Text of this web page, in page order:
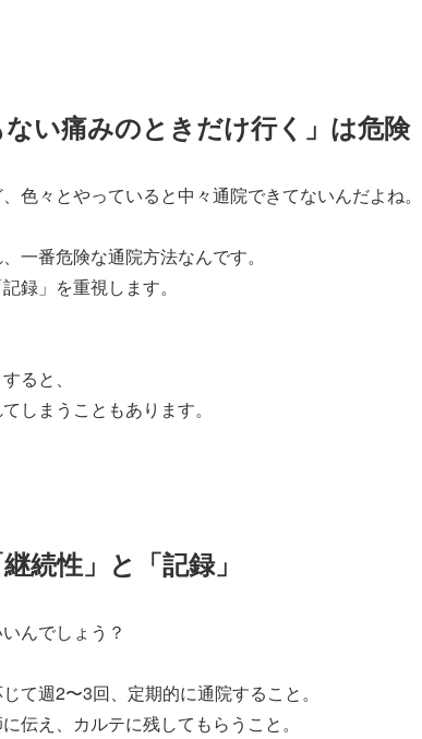
ない痛みのときだけ行く」は危険
色々とやっていると中々通院できてないんだよね。
一番危険な通院方法なんです。
録」を重視します。
ると、
しまうこともあります。
続性」と「記録」
んでしょう？
て週2〜3回、定期的に通院すること。
伝え、カルテに残してもらうこと。